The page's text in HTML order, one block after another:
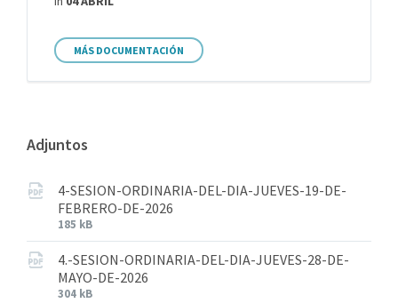
MÁS DOCUMENTACIÓN
Adjuntos
4-SESION-ORDINARIA-DEL-DIA-JUEVES-19-DE-
FEBRERO-DE-2026
185 kB
4.-SESION-ORDINARIA-DEL-DIA-JUEVES-28-DE-
MAYO-DE-2026
304 kB